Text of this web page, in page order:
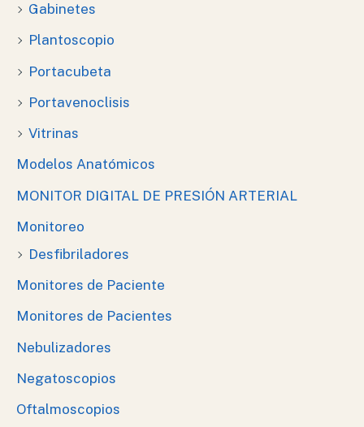
Gabinetes
Plantoscopio
Portacubeta
Portavenoclisis
Vitrinas
Modelos Anatómicos
MONITOR DIGITAL DE PRESIÓN ARTERIAL
Monitoreo
Desfibriladores
Monitores de Paciente
Monitores de Pacientes
Nebulizadores
Negatoscopios
Oftalmoscopios